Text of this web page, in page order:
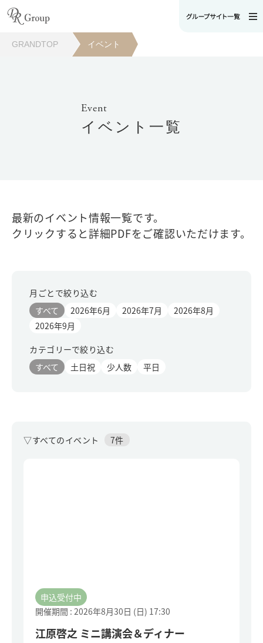
GRANDTOP イベント
Event
イベント一覧
最新のイベント情報一覧です。
クリックすると詳細PDFをご確認いただけます。
月ごとで絞り込む
すべて
2026年6月 2026年7月
2026年8月
2026年9月
カテゴリーで絞り込む
すべて
土日祝 少人数 平日
▽すべてのイベント 7件
申込受付中
開催期間 : 2026年8月30日 (日) 17:30
江原啓之 ミニ講演会＆ディナー